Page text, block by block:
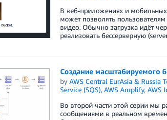
В веб-приложениях и
может позволять
видео. Обычно загрузка идёт
реализовать бессерверную
Создание масштабируемого
by AWS Central EurAsia & Russia
Service (SQS), AWS Amplify, AWS
Во второй части этой серии мы
сообщениями в реальном